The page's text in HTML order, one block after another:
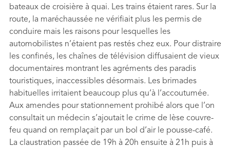
bateaux de croisière à quai. Les trains étaient rares. Sur la
route, la maréchaussée ne vérifiait plus les permis de
conduire mais les raisons pour lesquelles les
automobilistes n’étaient pas restés chez eux. Pour distraire
les confinés, les chaînes de télévision diffusaient de vieux
documentaires montrant les agréments des paradis
touristiques, inaccessibles désormais. Les brimades
habituelles irritaient beaucoup plus qu’à l’accoutumée.
Aux amendes pour stationnement prohibé alors que l’on
consultait un médecin s’ajoutait le crime de lèse couvre-
feu quand on remplaçait par un bol d’air le pousse-café.
La claustration passée de 19h à 20h ensuite à 21h puis à